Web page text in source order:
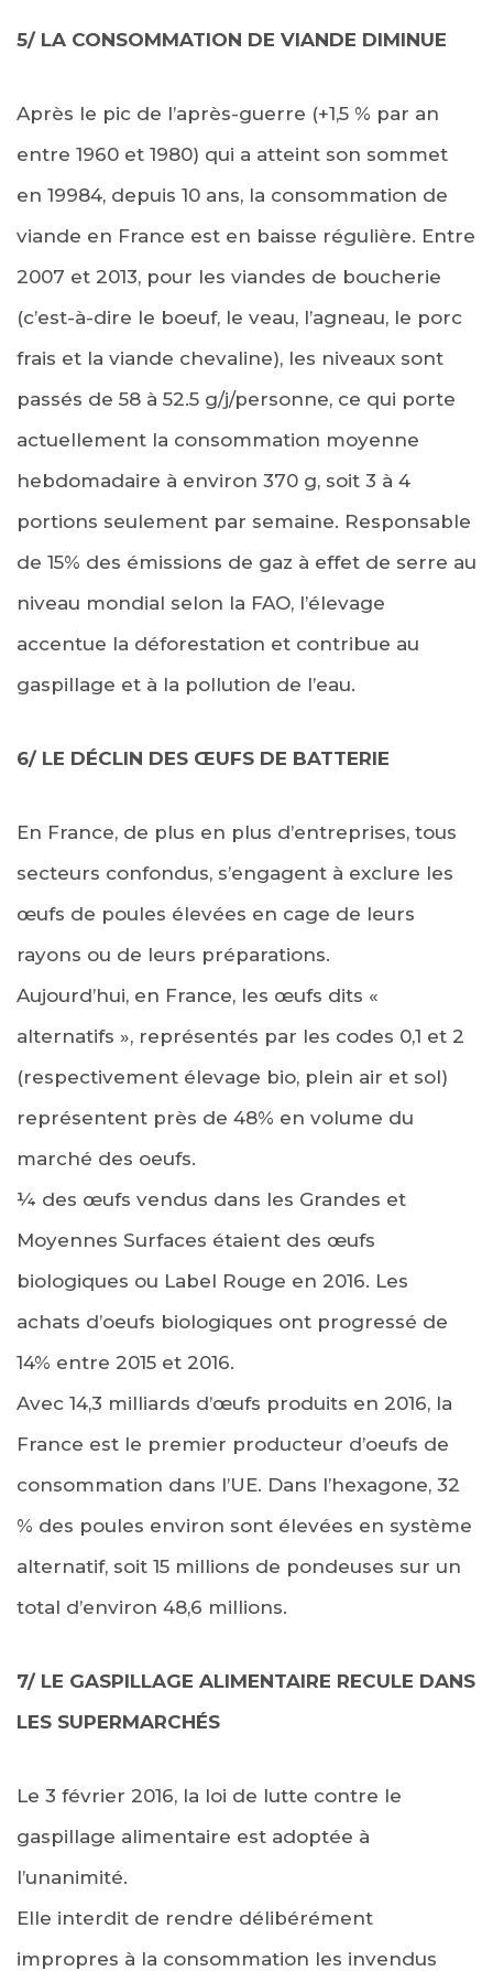
5/ LA CONSOMMATION DE VIANDE DIMINUE
Après le pic de l’après-guerre (+1,5 % par an
entre 1960 et 1980) qui a atteint son sommet
en 19984, depuis 10 ans, la consommation de
viande en France est en baisse régulière. Entre
2007 et 2013, pour les viandes de boucherie
(c’est-à-dire le boeuf, le veau, l’agneau, le porc
frais et la viande chevaline), les niveaux sont
passés de 58 à 52.5 g/j/personne, ce qui porte
actuellement la consommation moyenne
hebdomadaire à environ 370 g, soit 3 à 4
portions seulement par semaine. Responsable
de 15% des émissions de gaz à effet de serre au
niveau mondial selon la FAO, l’élevage
accentue la déforestation et contribue au
gaspillage et à la pollution de l’eau.
6/ LE DÉCLIN DES ŒUFS DE BATTERIE
En France, de plus en plus d’entreprises, tous
secteurs confondus, s’engagent à exclure les
œufs de poules élevées en cage de leurs
rayons ou de leurs préparations.
Aujourd’hui, en France, les œufs dits «
alternatifs », représentés par les codes 0,1 et 2
(respectivement élevage bio, plein air et sol)
représentent près de 48% en volume du
marché des oeufs.
¼ des œufs vendus dans les Grandes et
Moyennes Surfaces étaient des œufs
biologiques ou Label Rouge en 2016. Les
achats d’oeufs biologiques ont progressé de
14% entre 2015 et 2016.
Avec 14,3 milliards d’œufs produits en 2016, la
France est le premier producteur d’oeufs de
consommation dans l’UE. Dans l’hexagone, 32
% des poules environ sont élevées en système
alternatif, soit 15 millions de pondeuses sur un
total d’environ 48,6 millions.
7/ LE GASPILLAGE ALIMENTAIRE RECULE DANS
LES SUPERMARCHÉS
Le 3 février 2016, la loi de lutte contre le
gaspillage alimentaire est adoptée à
l’unanimité.
Elle interdit de rendre délibérément
impropres à la consommation les invendus